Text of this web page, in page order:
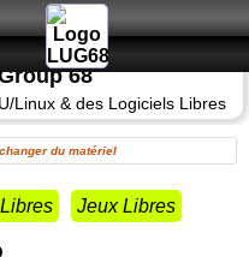
68
Linux & des Logiciels Libres
du matériel
Jeux Libres